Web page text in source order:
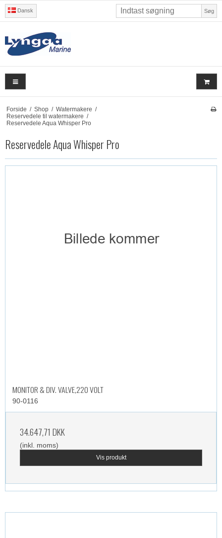
Dansk Søg
Forside / Shop / Watermakere /
Reservedele til watermakere /
Reservedele Aqua Whisper Pro
Reservedele Aqua Whisper Pro
MONITOR & DIV. VALVE,220 VOLT
90-0116
34.647,71 DKK
(inkl. moms)
Vis produkt